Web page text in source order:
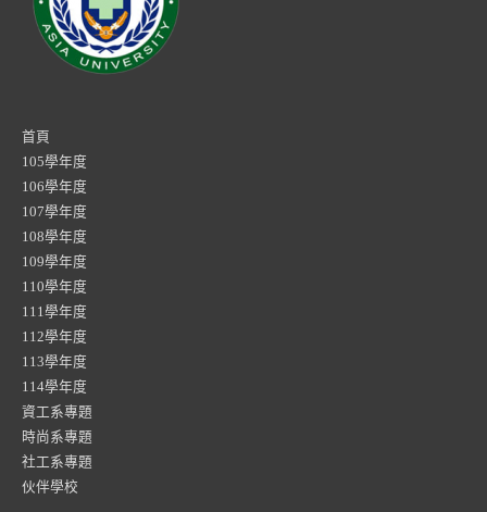
首頁
105學年度
106學年度
107學年度
108學年度
109學年度
110學年度
111學年度
112學年度
113學年度
114學年度
資工系專題
時尚系專題
社工系專題
伙伴學校